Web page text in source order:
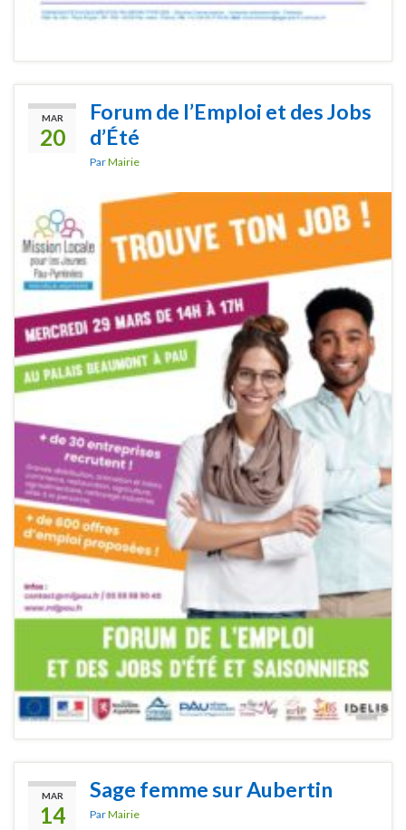
MAR
20
Forum de l’Emploi et des Jobs
d’Été
ParMairie
MAR
14
Sage femme sur Aubertin
ParMairie